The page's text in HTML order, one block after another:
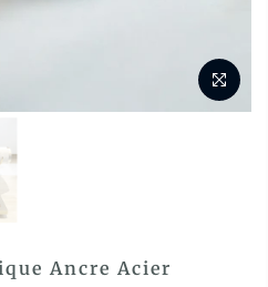
Ancre Acier